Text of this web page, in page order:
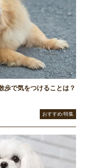
歩で気をつけることは？
おすすめ/特集